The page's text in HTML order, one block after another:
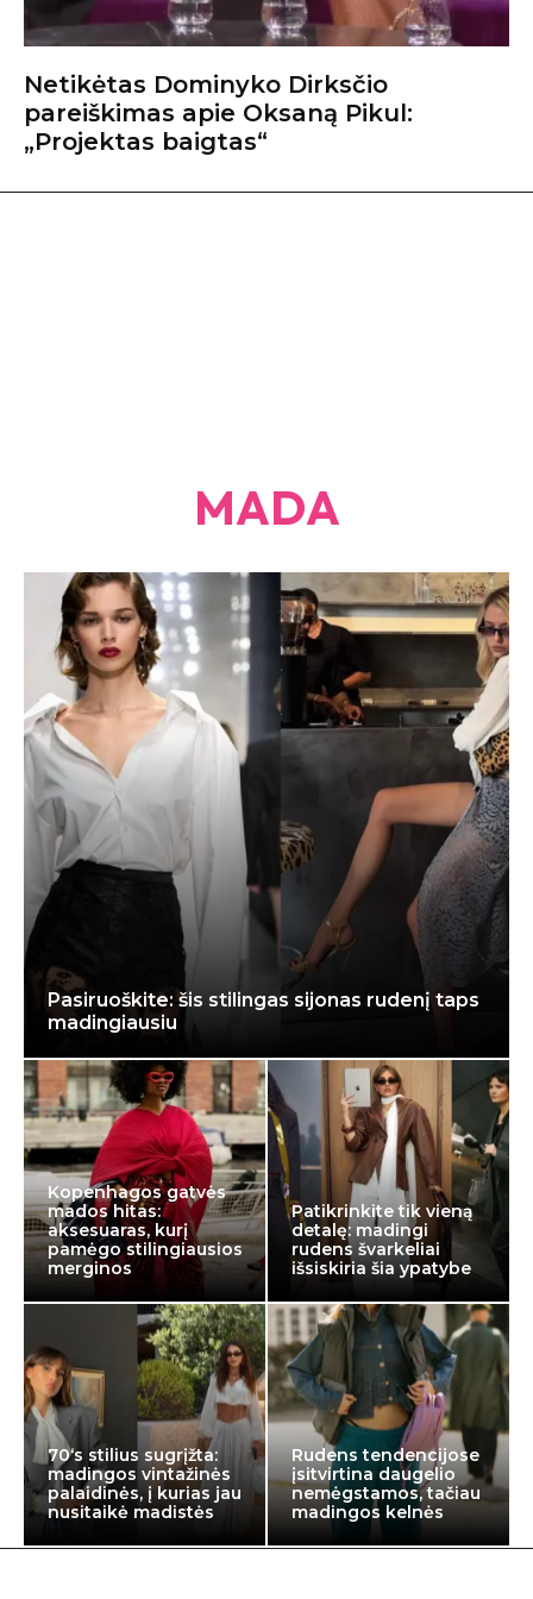
Netikėtas Dominyko Dirksčio
pareiškimas apie Oksaną Pikul:
„Projektas baigtas“
MADA
Pasiruoškite: šis stilingas sijonas rudenį taps
madingiausiu
Kopenhagos gatvės
mados hitas:
aksesuaras, kurį
pamėgo stilingiausios
merginos
Patikrinkite tik vieną
detalę: madingi
rudens švarkeliai
išsiskiria šia ypatybe
70‘s stilius sugrįžta:
madingos vintažinės
palaidinės, į kurias jau
nusitaikė madistės
Rudens tendencijose
įsitvirtina daugelio
nemėgstamos, tačiau
madingos kelnės